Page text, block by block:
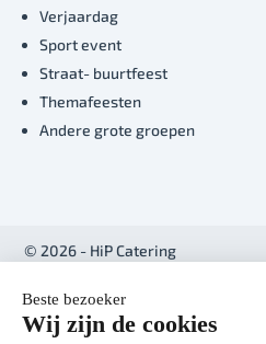
Verjaardag
Sport event
Straat- buurtfeest
Themafeesten
Andere grote groepen
© 2026 - HiP Catering